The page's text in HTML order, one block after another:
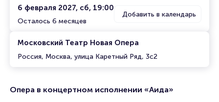
6 февраля 2027, сб, 19:00
Осталось 6 месяцев
Добавить в календарь
Московский Театр Новая Опера
Россия, Москва, улица Каретный Ряд, 3с2
Опера в концертном исполнении «Аида»